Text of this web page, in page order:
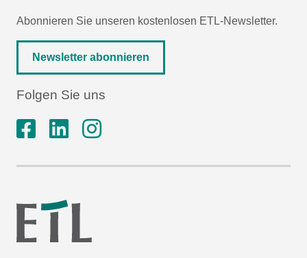
Abonnieren Sie unseren kostenlosen ETL-Newsletter.
Newsletter abonnieren
Folgen Sie uns